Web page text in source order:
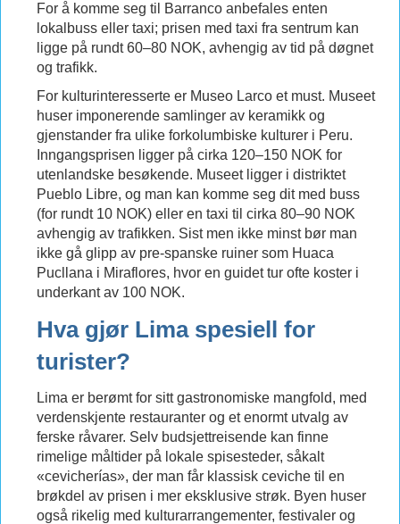
For å komme seg til Barranco anbefales enten
lokalbuss eller taxi; prisen med taxi fra sentrum kan
ligge på rundt 60–80 NOK, avhengig av tid på døgnet
og trafikk.
For kulturinteresserte er Museo Larco et must. Museet
huser imponerende samlinger av keramikk og
gjenstander fra ulike forkolumbiske kulturer i Peru.
Inngangsprisen ligger på cirka 120–150 NOK for
utenlandske besøkende. Museet ligger i distriktet
Pueblo Libre, og man kan komme seg dit med buss
(for rundt 10 NOK) eller en taxi til cirka 80–90 NOK
avhengig av trafikken. Sist men ikke minst bør man
ikke gå glipp av pre-spanske ruiner som Huaca
Pucllana i Miraflores, hvor en guidet tur ofte koster i
underkant av 100 NOK.
Hva gjør Lima spesiell for
turister?
Lima er berømt for sitt gastronomiske mangfold, med
verdenskjente restauranter og et enormt utvalg av
ferske råvarer. Selv budsjettreisende kan finne
rimelige måltider på lokale spisesteder, såkalt
«cevicherías», der man får klassisk ceviche til en
brøkdel av prisen i mer eksklusive strøk. Byen huser
også rikelig med kulturarrangementer, festivaler og